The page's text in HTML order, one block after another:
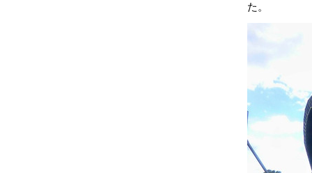
た。